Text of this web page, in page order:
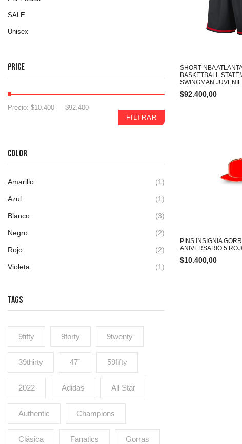
SALE
Unisex
PRICE
FILTRAR
Precio: $10.400 — $92.400
COLOR
Amarillo (1)
Azul (1)
Blanco (3)
Negro (2)
Rojo (2)
Violeta (1)
TAGS
9fifty 9forty 9twenty
39thirty 47´ 59fifty
2022 Adidas All Star
Authentic Champions
Clásica Fanatics Gorras
SHORT NBA
BASKETBALL
SWINGMAN
$92.400,00
PINS INSIGNIA
ANIVERSARIO 5
$10.400,00